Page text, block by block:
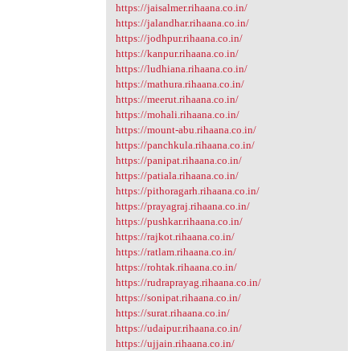
https://jaisalmer.rihaana.co.in/
https://jalandhar.rihaana.co.in/
https://jodhpur.rihaana.co.in/
https://kanpur.rihaana.co.in/
https://ludhiana.rihaana.co.in/
https://mathura.rihaana.co.in/
https://meerut.rihaana.co.in/
https://mohali.rihaana.co.in/
https://mount-abu.rihaana.co.in/
https://panchkula.rihaana.co.in/
https://panipat.rihaana.co.in/
https://patiala.rihaana.co.in/
https://pithoragarh.rihaana.co.in/
https://prayagraj.rihaana.co.in/
https://pushkar.rihaana.co.in/
https://rajkot.rihaana.co.in/
https://ratlam.rihaana.co.in/
https://rohtak.rihaana.co.in/
https://rudraprayag.rihaana.co.in/
https://sonipat.rihaana.co.in/
https://surat.rihaana.co.in/
https://udaipur.rihaana.co.in/
https://ujjain.rihaana.co.in/